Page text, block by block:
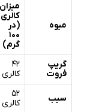
میوه
میزان
کالری
(در
۱۰۰
گرم)
گریپ
فروت
۴۲
کالری
سیب
۵۲
کالری